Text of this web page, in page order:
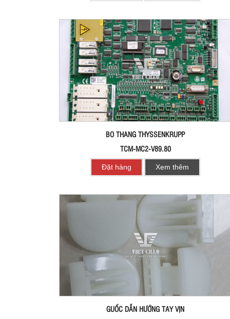
BO THANG THYSSENKRUPP
TCM-MC2-V89.80
Đặt hàng Xem thêm
GUỐC DẪN HƯỚNG TAY VỊN